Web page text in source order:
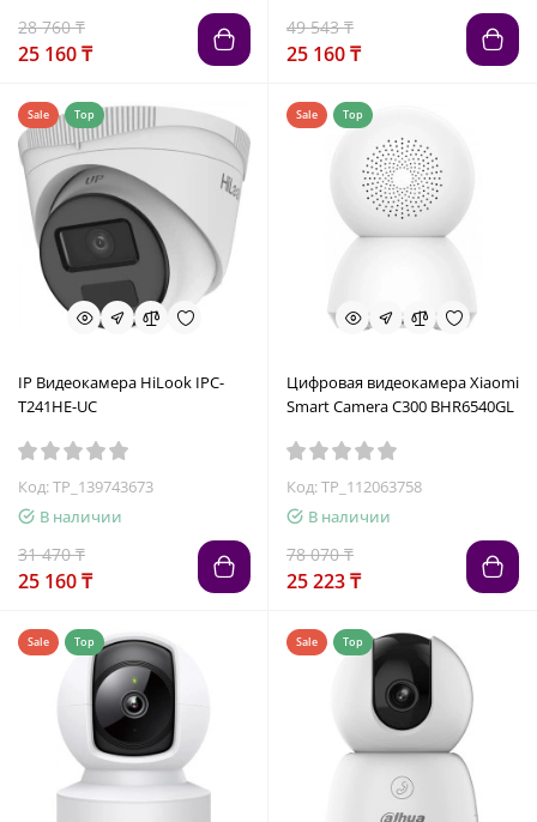
28 760 ₸
25 160 ₸
49 543 ₸
25 160 ₸
Sale Top
IP Видеокамера HiLook IPC-
T241HE-UC
Код: TP_139743673
В наличии
31 470 ₸
25 160 ₸
Sale Top
Цифровая видеокамера Xiaomi
Smart Camera C300 BHR6540GL
Код: TP_112063758
В наличии
78 070 ₸
25 223 ₸
Sale Top Sale Top